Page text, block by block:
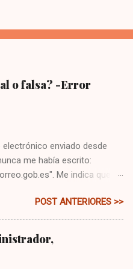
o falsa? -Error
electrónico enviado desde
me había escrito:
Me indica que
". Primero
correo falso, es lo que ha de
si lo recibes
jamás te ha escrito.
todo lo que se puede hacer
POST ANTERIORES >>